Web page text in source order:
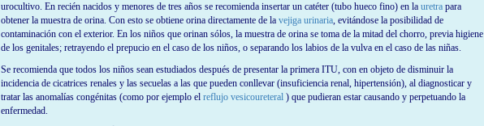
urocultivo. En recién nacidos y menores de tres años se recomienda insertar un catéter (tubo hueco fino) en la uretrapara
obtener la muestra de orina. Con esto se obtiene orina directamente de la vejiga urinaria, evitándose la posibilidad de
contaminación con el exterior. En los niños que orinan sólos, la muestra de orina se toma de la mitad del chorro, previa higiene
de los genitales; retrayendo el prepucio en el caso de los niños, o separando los labios de la vulva en el caso de las niñas.
Se recomienda que todos los niños sean estudiados después de presentar la primera ITU, con en objeto de disminuir la
incidencia de cicatrices renales y las secuelas a las que pueden conllevar (insuficiencia renal, hipertensión), al diagnosticar y
tratar las anomalías congénitas (como por ejemplo el reflujo vesicoureteral) que pudieran estar causando y perpetuando la
enfermedad.